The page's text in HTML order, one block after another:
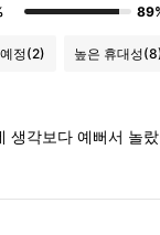
정(2) 높은 휴대성
생각보다예뻐서 놀